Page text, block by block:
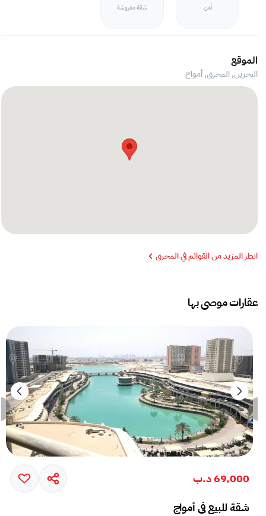
أمن شقة مفروشة
الموقع
البحرين, المحرق,أمواج
انظر المزيد من القوائم في المحرق
عقارات موصى بها
69,000 د.ب
شقة للبيع في أمواج